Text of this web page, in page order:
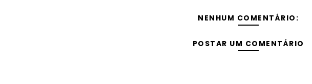
NENHUM COMENTÁRIO:
POSTAR UM COMENTÁRIO